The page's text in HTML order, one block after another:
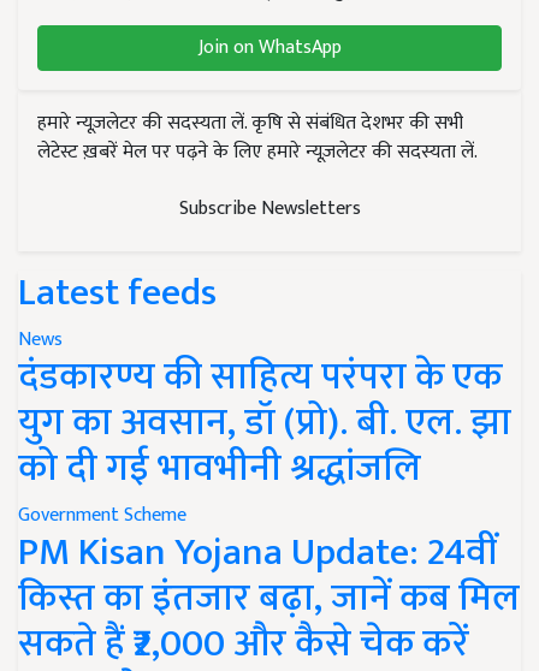
Join on WhatsApp
हमारे न्यूज़लेटर की सदस्यता लें. कृषि से संबंधित देशभर की सभी
लेटेस्ट ख़बरें मेल पर पढ़ने के लिए हमारे न्यूज़लेटर की सदस्यता लें.
Subscribe Newsletters
Latest feeds
News
दंडकारण्य की साहित्य परंपरा के एक
युग का अवसान, डॉ (प्रो). बी. एल. झा
को दी गई भावभीनी श्रद्धांजलि
Government Scheme
PM Kisan Yojana Update: 24वीं
किस्त का इंतजार बढ़ा, जानें कब मिल
सकते हैं ₹2,000 और कैसे चेक करें